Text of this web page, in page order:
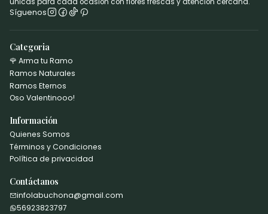
únicas para cada ocasión con flores frescas y atención cercana.
Síguenos
Categoria
🌹 Arma tu Ramo
Ramos Naturales
Ramos Eternos
Oso Valentinooo!
Información
Quienes Somos
Términos y Condiciones
Política de privacidad
Contáctanos
infolabuchona@gmail.com
56923823797